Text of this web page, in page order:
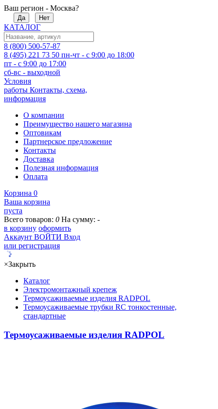
Ваш регион - Москва?
Да Нет
КАТАЛОГ
8 (800) 500-57-87
8 (495) 221 73 50 пн-чт - с 9:00 до 18:00
пт - с 9:00 до 17:00
сб-вс - выходной
Условия
работы Контакты, схема,
информация
О компании
Преимущество нашего магазина
Оптовикам
Партнерское предложение
Контакты
Доставка
Полезная информация
Оплата
Корзина 0
Ваша корзина
пуста
Всего товаров: 0 На сумму: -
в корзину оформить
Аккаунт ВОЙТИ Вход
или регистрация
×Закрыть
Каталог
Электромонтажный крепеж
Термоусаживаемые изделия RADPOL
Термоусаживаемые трубки RC тонкостенные,
стандартные
Термоусаживаемые изделия RADPOL